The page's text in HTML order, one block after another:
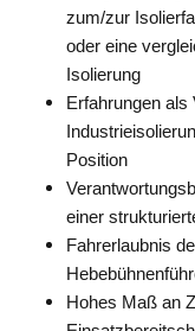
zum/zur
oder eine
Isolierung
Erfahrungen als
Position
einer
Fahrerlaubnis
Hohes Maß an